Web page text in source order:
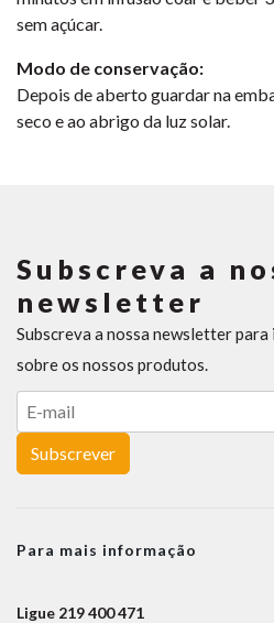
sem açúcar.
Modo de conservação:
Depois de aberto guardar na
seco e ao abrigo da luz solar.
Subscreva a
newsletter
Subscreva a nossa newsletter
sobre os nossos produtos.
Subscrever
Para mais informação
Ligue 219 400 471